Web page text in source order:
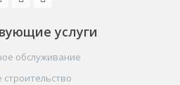
услуги
обслуживание
строительство